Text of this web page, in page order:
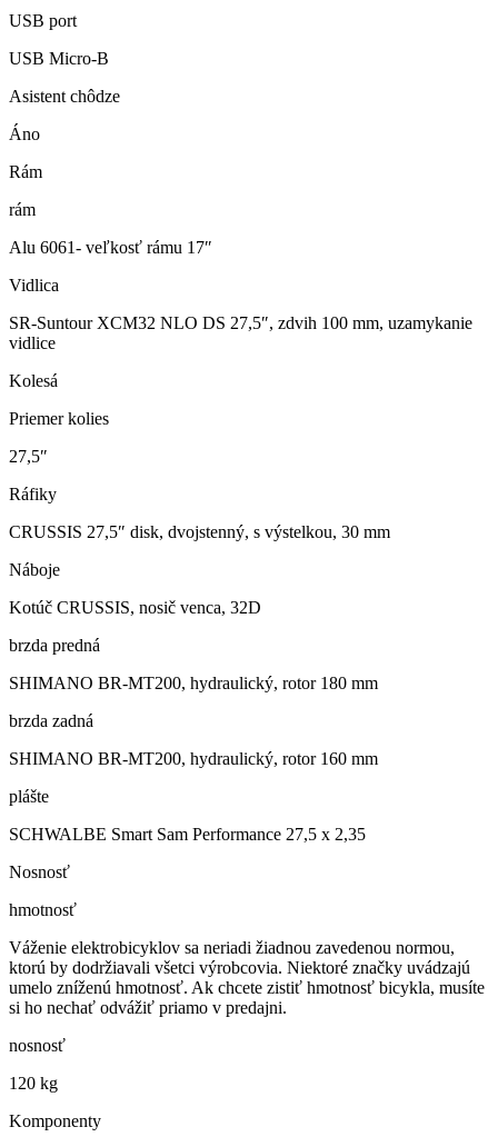
USB port
USB Micro-B
Asistent chôdze
Áno
Rám
rám
Alu 6061- veľkosť rámu 17″
Vidlica
SR-Suntour XCM32 NLO DS 27,5″, zdvih 100 mm, uzamykanie
vidlice
Kolesá
Priemer kolies
27,5″
Ráfiky
CRUSSIS 27,5″ disk, dvojstenný, s výstelkou, 30 mm
Náboje
Kotúč CRUSSIS, nosič venca, 32D
brzda predná
SHIMANO BR-MT200, hydraulický, rotor 180 mm
brzda zadná
SHIMANO BR-MT200, hydraulický, rotor 160 mm
plášte
SCHWALBE Smart Sam Performance 27,5 x 2,35
Nosnosť
hmotnosť
Váženie elektrobicyklov sa neriadi žiadnou zavedenou normou,
ktorú by dodržiavali všetci výrobcovia. Niektoré značky uvádzajú
umelo zníženú hmotnosť. Ak chcete zistiť hmotnosť bicykla, musíte
si ho nechať odvážiť priamo v predajni.
nosnosť
120 kg
Komponenty